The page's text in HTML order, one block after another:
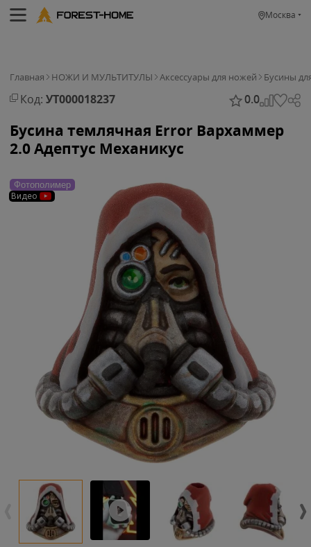
Москва
Главная НОЖИ И МУЛЬТИТУЛЫ Аксессуары для ножей Бусины
Код: УТ000018237 0.0
Бусина темлячная Error Вархаммер
2.0 Адептус Механикус
Фотополимер
Видео